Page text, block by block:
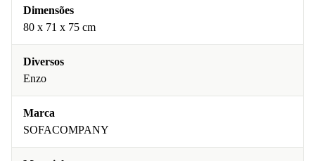
Dimensões
80 x 71 x 75 cm
Diversos
Enzo
Marca
SOFACOMPANY